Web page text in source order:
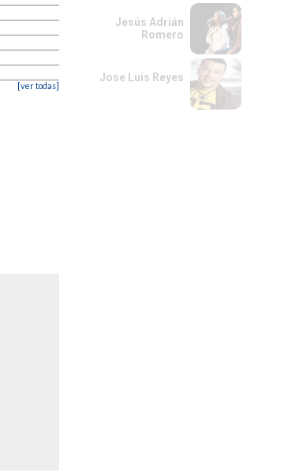
[ver todas]
Jesús Adrián
Romero
Jose Luis Reyes